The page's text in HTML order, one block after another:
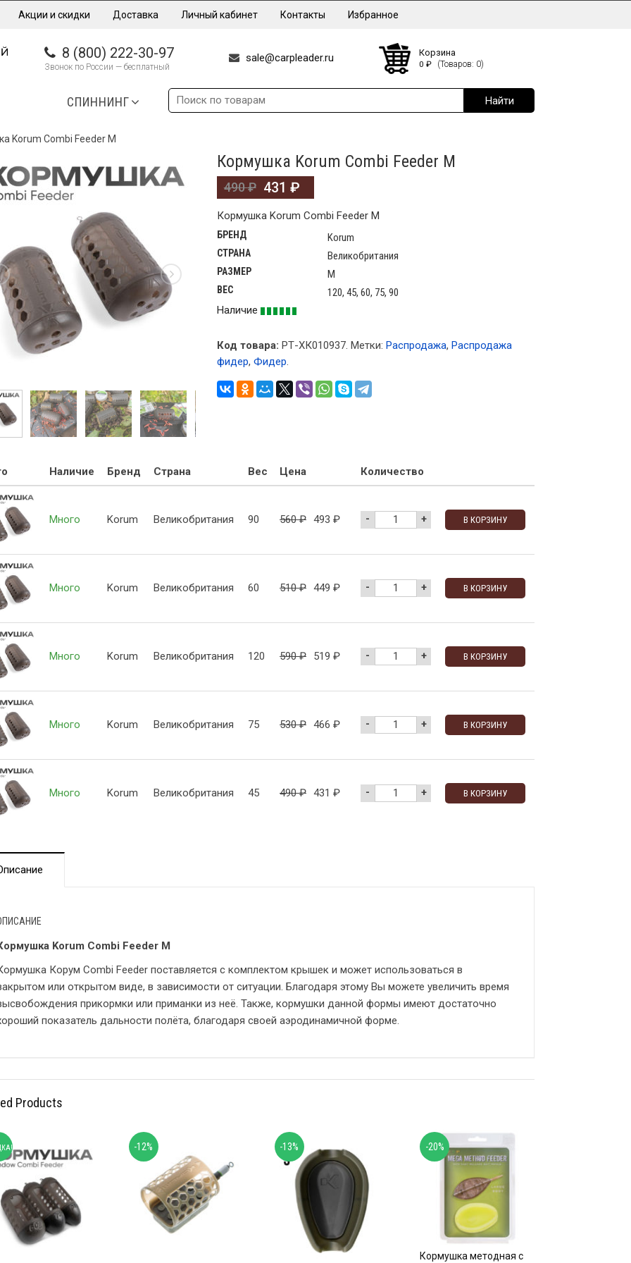
Акции и скидки Доставка Личный кабинет Контакты Избранное
8 (800) 222-30-97
Звонок по России — бесплатный
sale@carpleader.ru Корзина
0 ₽ (Товаров: 0)
СПИННИНГ
Korum Combi Feeder M
Кормушка Korum Combi Feeder M
490₽ 431 ₽
Кормушка Korum Combi Feeder M
БРЕНД Korum
СТРАНА Великобритания
РАЗМЕР M
ВЕС
120, 45, 60, 75, 90
Наличие
Код товара: РТ-ХК010937. Метки: Распродажа, Распродажа
фидер, Фидер.
Наличие Бренд Страна Вес Цена Количество
Много Korum Великобритания 90 560₽ 493 ₽ - + В КОРЗИНУ
Много Korum Великобритания 60 510₽ 449 ₽ - + В КОРЗИНУ
Много Korum Великобритания 120 590₽ 519 ₽ - + В КОРЗИНУ
Много Korum Великобритания 75 530₽ 466 ₽ - + В КОРЗИНУ
Много Korum Великобритания 45 490₽ 431 ₽ - + В КОРЗИНУ
Korum Combi Feeder M
Корум Combi Feeder поставляется с комплектом крышек и может использоваться в
или открытом виде, в зависимости от ситуации. Благодаря этому Вы можете увеличить время
прикормки или приманки из неё. Также, кормушки данной формы имеют достаточно
показатель дальности полёта, благодаря своей аэродинамичной форме.
Products
-12% -13%
Кормушка методная с
-20%